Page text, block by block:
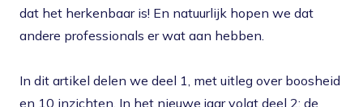
dat het herkenbaar is! En natuurlijk hopen we dat
andere professionals er wat aan hebben.
In dit artikel delen we deel 1, met uitleg over boosheid
en 10 inzichten. In het nieuwe jaar volgt deel 2: de